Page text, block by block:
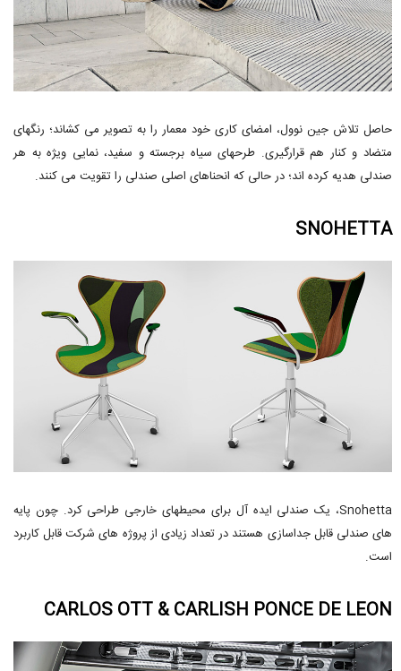
حاصل تلاش جین نوول، امضای کاری خود معمار را به تصویر می کشاند؛ رنگهای
متضاد و کنار هم قرارگیری. طرحهای سیاه برجسته و سفید، نمایی ویژه به هر
صندلی هدیه کرده اند؛ در حالی که انحناهای اصلی صندلی را تقویت می کنند.
SNOHETTA
Snohetta، یک صندلی ایده آل برای محیطهای خارجی طراحی کرد. چون پایه
های صندلی قابل جداسازی هستند در تعداد زیادی از پروژه های شرکت قابل کاربرد
است.
CARLOS OTT & CARLISH PONCE DE LEON